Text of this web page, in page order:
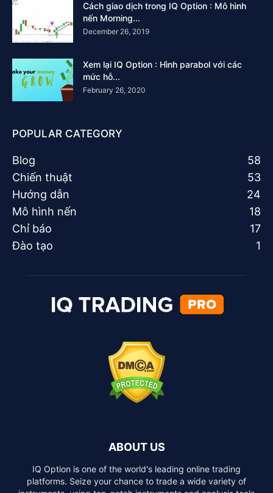
Cách giao dịch trong IQ Option : Mô hình
nến Morning...
December 26, 2019
Xem lại IQ Option : Hình parabol với các
mức hỗ...
February 26, 2020
POPULAR CATEGORY
Blog
58
Chiến thuật
53
Hướng dẫn
24
Mô hình nến
18
Chỉ báo
17
Đào tạo
1
ABOUT US
IQ Option is one of the world's leading online trading
platforms. Seize your chance to trade a wide variety of